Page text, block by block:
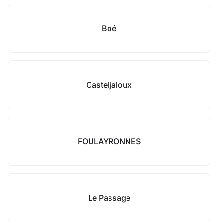
Boé
Casteljaloux
FOULAYRONNES
Le Passage